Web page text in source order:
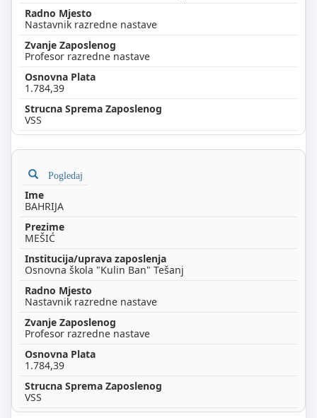
Nastavnik razredne nastave
Profesor razredne nastave
1.784,39
VSS
Pogledaj
BAHRIJA
MEŠIĆ
Osnovna škola "Kulin Ban" Tešanj
Nastavnik razredne nastave
Profesor razredne nastave
1.784,39
VSS